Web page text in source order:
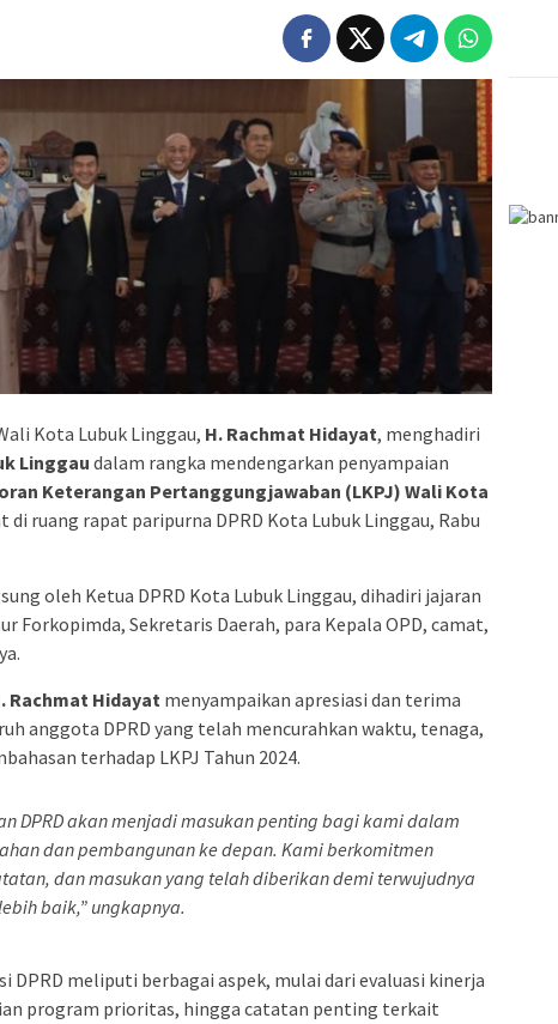
Kota Lubuk Linggau, H. Rachmat Hidayat, menghadiri
Linggaudalam rangka mendengarkan penyampaian
Keterangan Pertanggungjawaban (LKPJ) Wali Kota
di ruang rapat paripurna DPRD Kota Lubuk Linggau, Rabu
oleh Ketua DPRD Kota Lubuk Linggau, dihadiri jajaran
Forkopimda, Sekretaris Daerah, para Kepala OPD, camat,
Rachmat Hidayatmenyampaikan apresiasi dan terima
anggota DPRD yang telah mencurahkan waktu, tenaga,
terhadap LKPJ Tahun 2024.
DPRD akan menjadi masukan penting bagi kami dalam
dan pembangunan ke depan. Kami berkomitmen
dan masukan yang telah diberikan demi terwujudnya
baik,” ungkapnya.
DPRD meliputi berbagai aspek, mulai dari evaluasi kinerja
program prioritas, hingga catatan penting terkait